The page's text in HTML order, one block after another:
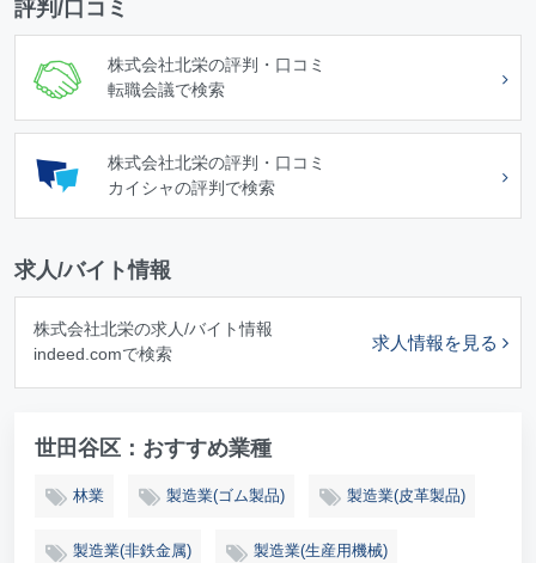
評判/口コミ
株式会社北栄の評判・口コミ
転職会議で検索
株式会社北栄の評判・口コミ
カイシャの評判で検索
求人/バイト情報
株式会社北栄の求人/バイト情報
indeed.comで検索
求人情報を見る
世田谷区：おすすめ業種
林業 製造業(ゴム製品) 製造業(皮革製品)
製造業(非鉄金属) 製造業(生産用機械)